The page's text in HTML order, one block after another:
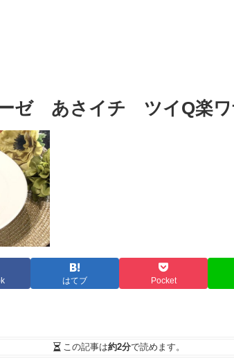
ゼ あさイチ ツイQ楽ワ
はてブ Pocket
この記事は約2分で読めます。